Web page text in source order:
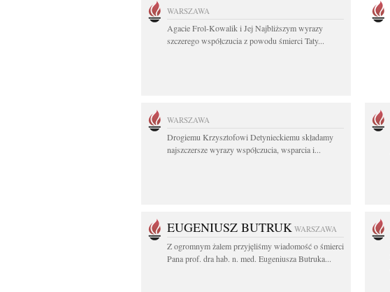
WARSZAWA
Agacie Frol-Kowalik i Jej Najbliższym wyrazy
szczerego współczucia z powodu śmierci Taty...
WARSZAWA
Drogiemu Krzysztofowi Detynieckiemu składamy
najszczersze wyrazy współczucia, wsparcia i...
EUGENIUSZ BUTRUK WARSZAWA
Z ogromnym żalem przyjęliśmy wiadomość o śmierci
Pana prof. dra hab. n. med. Eugeniusza Butruka...